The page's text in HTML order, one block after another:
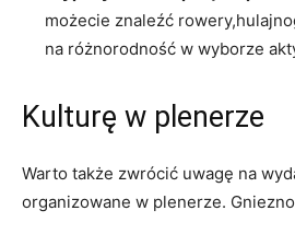
możecie znaleźć
⁣na różnorodność w wyborze
Kulturę⁢ w plenerze
Warto także zwrócić uwagę na
organizowane w plenerze.